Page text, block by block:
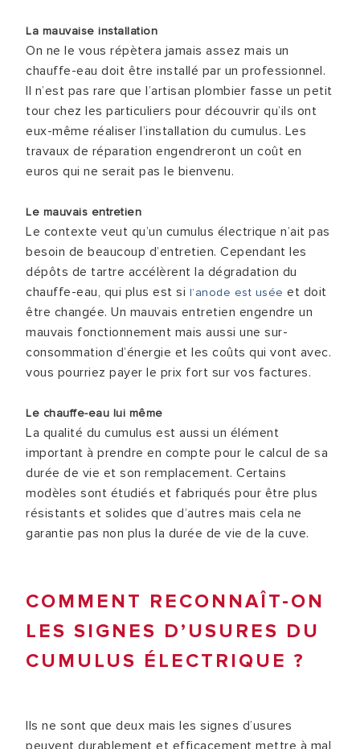
La mauvaise installation
On ne le vous répètera jamais assez mais un
chauffe-eau doit être installé par un professionnel.
Il n’est pas rare que l’artisan plombier fasse un petit
tour chez les particuliers pour découvrir qu’ils ont
eux-même réaliser l’installation du cumulus. Les
travaux de réparation engendreront un coût en
euros qui ne serait pas le bienvenu.
Le mauvais entretien
Le contexte veut qu’un cumulus électrique n’ait pas
besoin de beaucoup d’entretien. Cependant les
dépôts de tartre accélèrent la dégradation du
chauffe-eau, qui plus est si l’anode est usée et doit
être changée. Un mauvais entretien engendre un
mauvais fonctionnement mais aussi une sur-
consommation d’énergie et les coûts qui vont avec.
vous pourriez payer le prix fort sur vos factures.
Le chauffe-eau lui même
La qualité du cumulus est aussi un élément
important à prendre en compte pour le calcul de sa
durée de vie et son remplacement. Certains
modèles sont étudiés et fabriqués pour être plus
résistants et solides que d’autres mais cela ne
garantie pas non plus la durée de vie de la cuve.
COMMENT RECONNAÎT-ON
LES SIGNES D’USURES DU
CUMULUS ÉLECTRIQUE ?
Ils ne sont que deux mais les signes d’usures
peuvent durablement et efficacement mettre à mal